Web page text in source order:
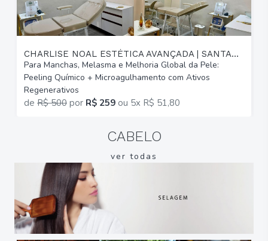
CHARLISE NOAL ESTÉTICA AVANÇADA | SANTANA
Para Manchas, Melasma e Melhoria Global da Pele:
Peeling Químico + Microagulhamento com Ativos
Regenerativos
de R$ 500 por R$ 259 ou 5x R$ 51,80
CABELO
ver todas